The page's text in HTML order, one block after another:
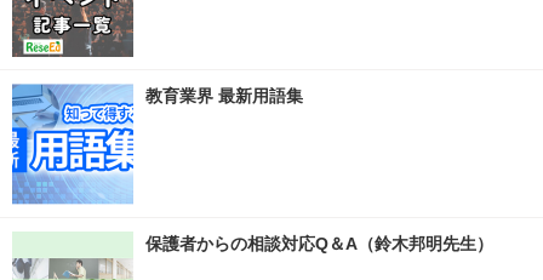
教育業界 最新用語集
保護者からの相談対応Q＆A（鈴木邦明先生）